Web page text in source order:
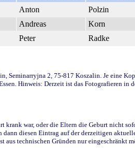
Anton Polzin
Andreas Korn
Peter Radke
Seminarryjna 2, 75-817 Koszalin. Je eine
Hinweis: Derzeit ist das Fotografieren in
war, oder die Eltern die Geburt nicht
diesen Eintrag auf der derzeitigen
technischen Gründen nur eingeschränkt